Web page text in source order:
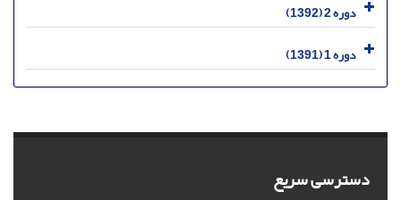
دوره 2 (1392)
دوره 1 (1391)
دسترسی سریع